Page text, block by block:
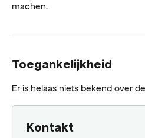
machen.
Toegankelijkheid
Er is helaas niets bekend over
Kontakt